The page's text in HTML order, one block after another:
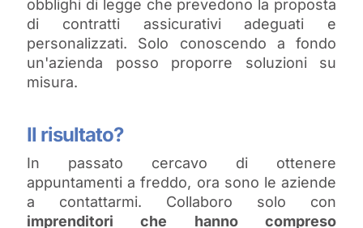
obblighi di legge che prevedono la proposta
di contratti assicurativi adeguati e
personalizzati. Solo conoscendo a fondo
un'azienda posso proporre soluzioni su
misura.
Il risultato?
In passato cercavo di ottenere
appuntamenti a freddo, ora sono le aziende
a contattarmi. Collaboro solo con
imprenditori che hanno compreso